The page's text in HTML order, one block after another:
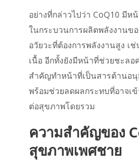
อย่างที่กล่าวไปว่า CoQ10 มี
ในกระบวนการผลิตพลังงานข
อวัยวะที่ต้องการพลังงานสูง เ
เนื้อ อีกทั้งยังมีหน้าที่ช่วยชะลอ
สำคัญทำหน้าที่เป็นสารต้านอนุ
พร้อมช่วยลดผลกระทบที่อาจเ
ต่อสุขภาพโดยรวม
ความสำคัญของ
สุขภาพเพศชาย